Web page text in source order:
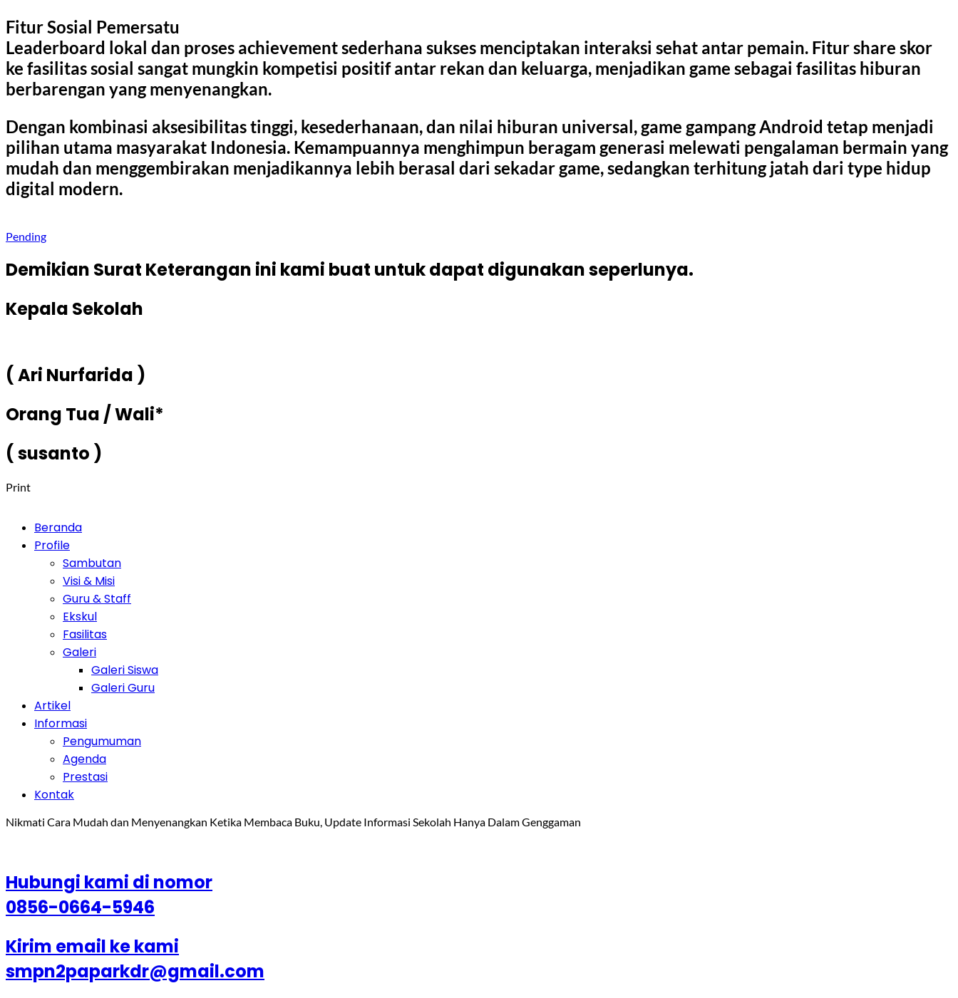
Fitur Sosial Pemersatu
Leaderboard lokal dan proses achievement sederhana sukses menciptakan interaksi sehat antar pemain. Fitur share skor
ke fasilitas sosial sangat mungkin kompetisi positif antar rekan dan keluarga, menjadikan game sebagai fasilitas hiburan
berbarengan yang menyenangkan.
Dengan kombinasi aksesibilitas tinggi, kesederhanaan, dan nilai hiburan universal, game gampang Android tetap menjadi
pilihan utama masyarakat Indonesia. Kemampuannya menghimpun beragam generasi melewati pengalaman bermain yang
mudah dan menggembirakan menjadikannya lebih berasal dari sekadar game, sedangkan terhitung jatah dari type hidup
digital modern.
Pending
Demikian Surat Keterangan ini kami buat untuk dapat digunakan seperlunya.
Kepala Sekolah
( Ari Nurfarida )
Orang Tua / Wali*
( susanto )
Print
Beranda
Profile
Sambutan
Visi & Misi
Guru & Staff
Ekskul
Fasilitas
Galeri
Galeri Siswa
Galeri Guru
Artikel
Informasi
Pengumuman
Agenda
Prestasi
Kontak
Nikmati Cara Mudah dan Menyenangkan Ketika Membaca Buku, Update Informasi Sekolah Hanya Dalam Genggaman
Hubungi kami di nomor
0856-0664-5946
Kirim email ke kami
smpn2paparkdr@gmail.com